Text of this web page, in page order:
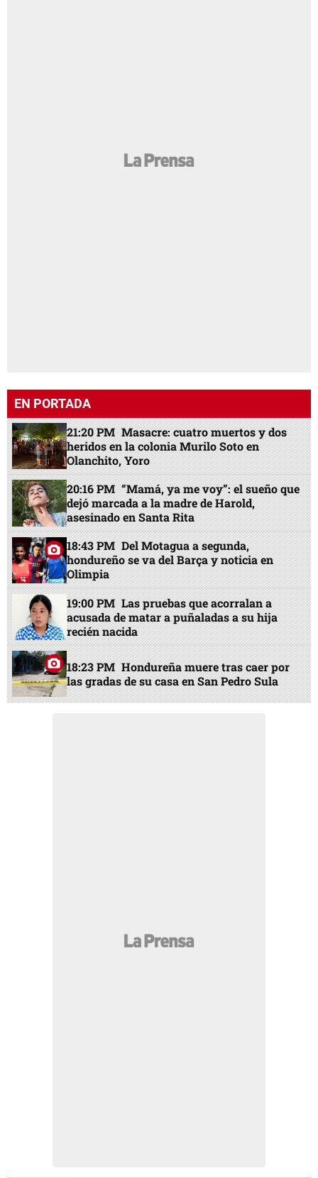
EN PORTADA
21:20 PM Masacre: cuatro muertos y dos
heridos en la colonia Murilo Soto en
Olanchito, Yoro
20:16 PM “Mamá, ya me voy”: el sueño que
dejó marcada a la madre de Harold,
asesinado en Santa Rita
18:43 PM Del Motagua a segunda,
hondureño se va del Barça y noticia en
Olimpia
19:00 PM Las pruebas que acorralan a
acusada de matar a puñaladas a su hija
recién nacida
18:23 PM Hondureña muere tras caer por
las gradas de su casa en San Pedro Sula